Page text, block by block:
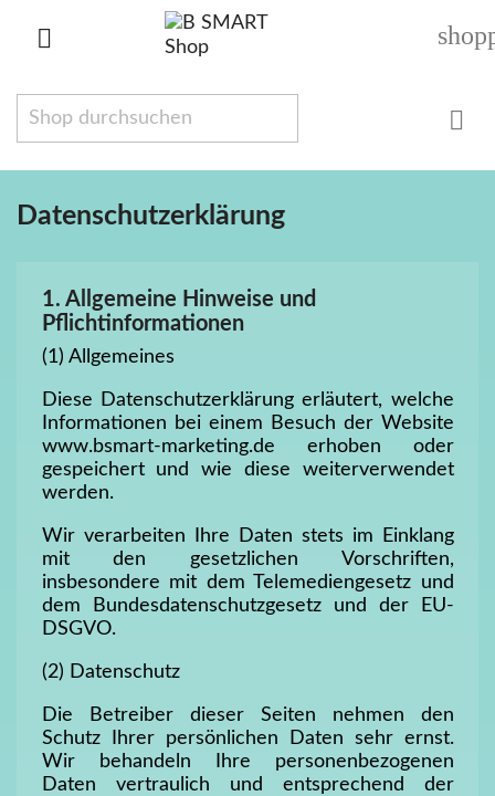


Datenschutzerklärung
1. Allgemeine Hinweise und
Pflichtinformationen
(1) Allgemeines
Diese Datenschutzerklärung erläutert, welche
Informationen bei einem Besuch der Website
www.bsmart-marketing.de erhoben oder
gespeichert und wie diese weiterverwendet
werden.
Wir verarbeiten Ihre Daten stets im Einklang
mit den gesetzlichen Vorschriften,
insbesondere mit dem Telemediengesetz und
dem Bundesdatenschutzgesetz und der EU-
DSGVO.
(2) Datenschutz
Die Betreiber dieser Seiten nehmen den
Schutz Ihrer persönlichen Daten sehr ernst.
Wir behandeln Ihre personenbezogenen
Daten vertraulich und entsprechend der